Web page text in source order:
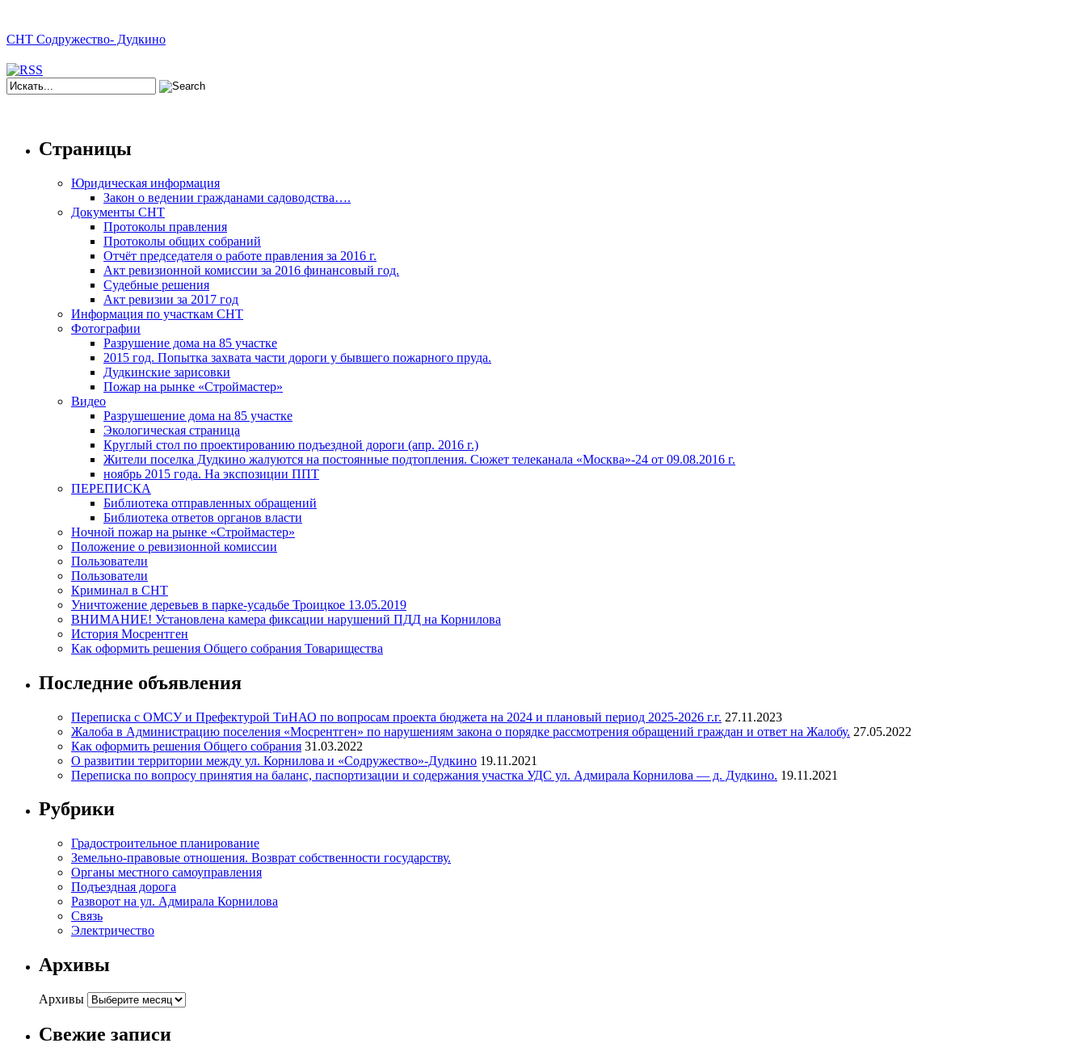
СНТ Содружество- Дудкино
Страницы
Юридическая информация
Закон о ведении гражданами садоводства….
Документы СНТ
Протоколы правления
Протоколы общих собраний
Отчёт председателя о работе правления за 2016 г.
Акт ревизионной комиссии за 2016 финансовый год.
Судебные решения
Акт ревизии за 2017 год
Информация по участкам СНТ
Фотографии
Разрушение дома на 85 участке
2015 год. Попытка захвата части дороги у бывшего пожарного пруда.
Дудкинские зарисовки
Пожар на рынке «Строймастер»
Видео
Разрушешение дома на 85 участке
Экологическая страница
Круглый стол по проектированию подъездной дороги (апр. 2016 г.)
Жители поселка Дудкино жалуются на постоянные подтопления. Сюжет телеканала «Москва»-24 от 09.08.2016 г.
ноябрь 2015 года. На экспозиции ППТ
ПЕРЕПИСКА
Библиотека отправленных обращений
Библиотека ответов органов власти
Ночной пожар на рынке «Строймастер»
Положение о ревизионной комиссии
Пользователи
Пользователи
Криминал в СНТ
Уничтожение деревьев в парке-усадьбе Троицкое 13.05.2019
ВНИМАНИЕ! Установлена камера фиксации нарушений ПДД на Корнилова
История Мосрентген
Как оформить решения Общего собрания Товарищества
Последние объявления
Переписка с ОМСУ и Префектурой ТиНАО по вопросам проекта бюджета на 2024 и плановый период 2025-2026 г.г. 27.11.2023
Жалоба в Администрацию поселения «Мосрентген» по нарушениям закона о порядке рассмотрения обращений граждан и ответ на Жалобу. 27.05.2022
Как оформить решения Общего собрания 31.03.2022
О развитии территории между ул. Корнилова и «Содружество»-Дудкино 19.11.2021
Переписка по вопросу принятия на баланс, паспортизации и содержания участка УДС ул. Адмирала Корнилова — д. Дудкино. 19.11.2021
Рубрики
Градостроительное планирование
Земельно-правовые отношения. Возврат собственности государству.
Органы местного самоуправления
Подъездная дорога
Разворот на ул. Адмирала Корнилова
Связь
Электричество
Архивы
Архивы
Свежие записи